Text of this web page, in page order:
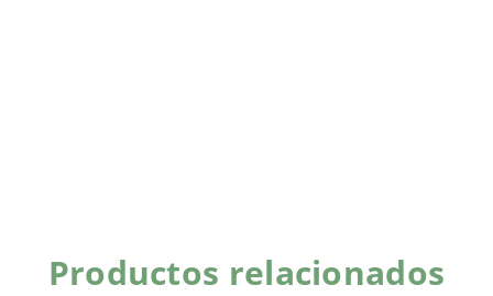
Productos relacionados